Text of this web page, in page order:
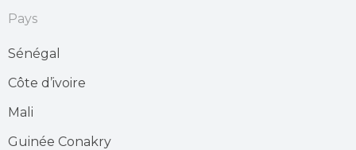
Pays
Sénégal
Côte d’ivoire
Mali
Guinée Conakry